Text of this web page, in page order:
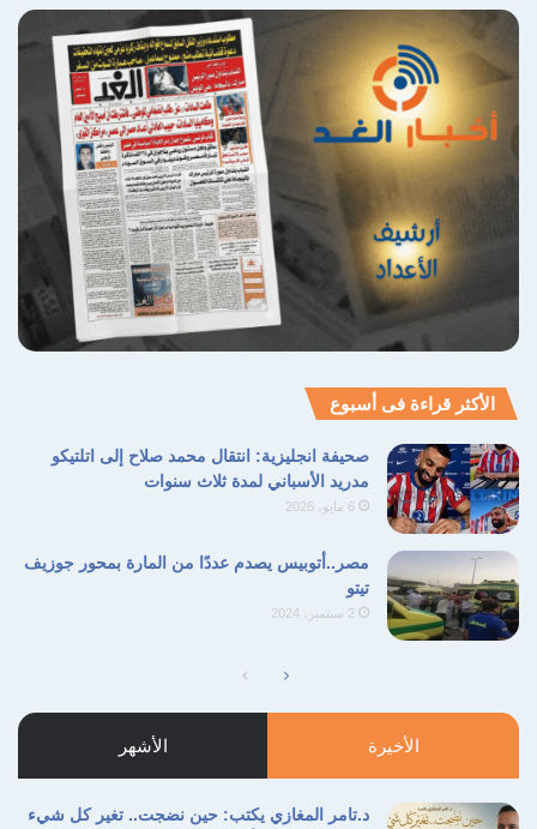
الأكثر قراءة فى أسبوع
صحيفة انجليزية: انتقال محمد صلاح إلى اتلتيكو
مدريد الأسباني لمدة ثلاث سنوات
6 مايو، 2026
مصر..أتوبيس يصدم عددًا من المارة بمحور جوزيف
تيتو
2 سبتمبر، 2024
الصفحة
السابقة
الصفحة
التالية
الأخيرة الأشهر
د.تامر المغازي يكتب: حين نضجت.. تغير كل شيء